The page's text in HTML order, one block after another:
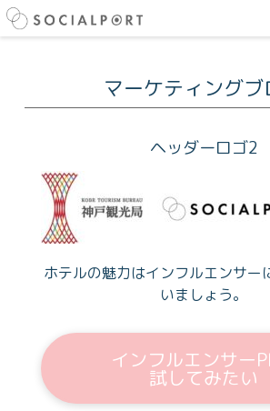
マーケティングブ
ヘッダーロゴ2
ホテルの魅力はインフルエンサー
いましょう。
インフルエンサー
試してみたい